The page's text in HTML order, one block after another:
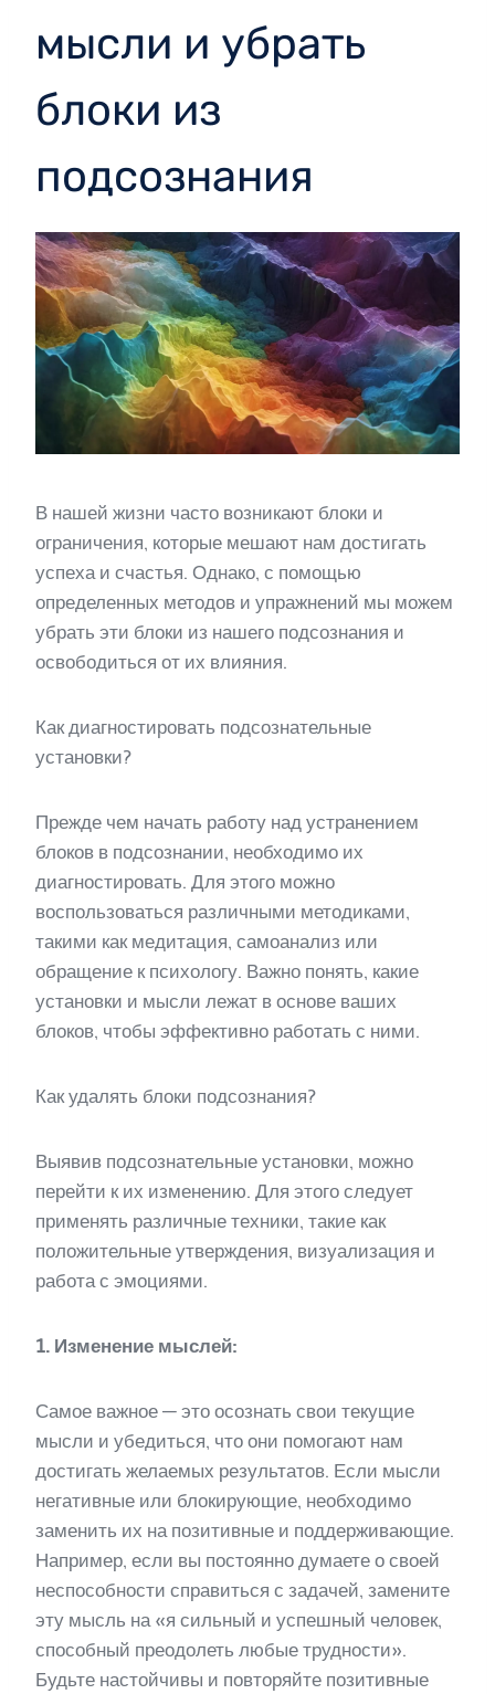
мысли и убрать
блоки из
подсознания
В нашей жизни часто возникают блоки и
ограничения, которые мешают нам достигать
успеха и счастья. Однако, с помощью
определенных методов и упражнений мы можем
убрать эти блоки из нашего подсознания и
освободиться от их влияния.
Как диагностировать подсознательные
установки?
Прежде чем начать работу над устранением
блоков в подсознании, необходимо их
диагностировать. Для этого можно
воспользоваться различными методиками,
такими как медитация, самоанализ или
обращение к психологу. Важно понять, какие
установки и мысли лежат в основе ваших
блоков, чтобы эффективно работать с ними.
Как удалять блоки подсознания?
Выявив подсознательные установки, можно
перейти к их изменению. Для этого следует
применять различные техники, такие как
положительные утверждения, визуализация и
работа с эмоциями.
1. Изменение мыслей:
Самое важное — это осознать свои текущие
мысли и убедиться, что они помогают нам
достигать желаемых результатов. Если мысли
негативные или блокирующие, необходимо
заменить их на позитивные и поддерживающие.
Например, если вы постоянно думаете о своей
неспособности справиться с задачей, замените
эту мысль на «я сильный и успешный человек,
способный преодолеть любые трудности».
Будьте настойчивы и повторяйте позитивные